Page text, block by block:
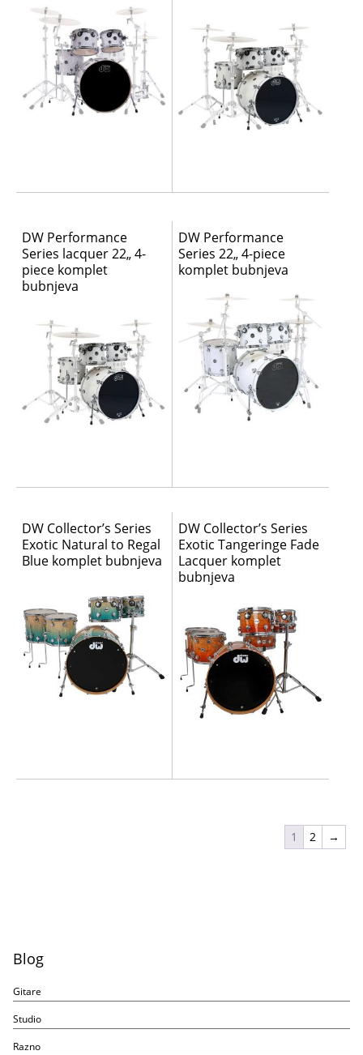
DW Performance
Series lacquer 22„ 4-
piece komplet
bubnjeva
DW Performance
Series 22„ 4-piece
komplet bubnjeva
DW Collector’s Series
Exotic Natural to Regal
Blue komplet bubnjeva
DW Collector’s Series
Exotic Tangeringe Fade
Lacquer komplet
bubnjeva
1 2 →
Blog
Gitare
Studio
Razno